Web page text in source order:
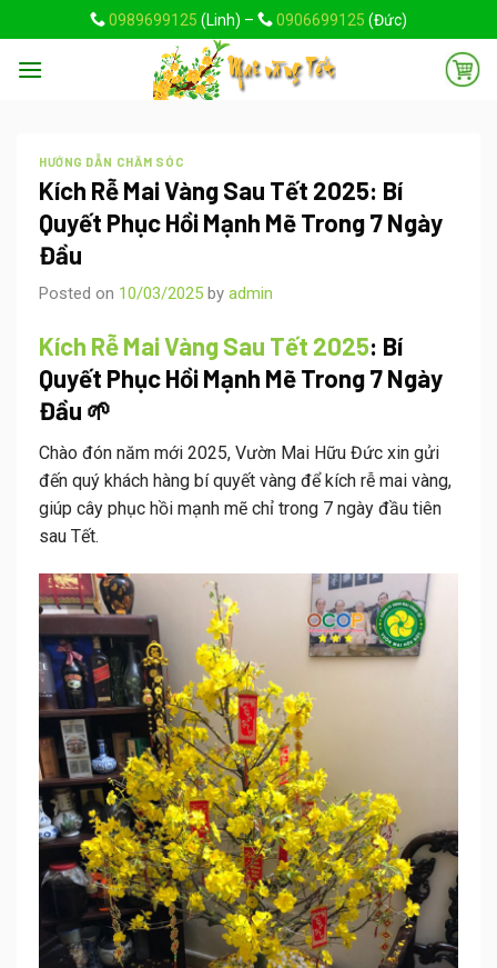
to
content
0989699125 (Linh) – 0906699125 (Đức)
HƯỚNG DẪN CHĂM SÓC
Kích Rễ Mai Vàng Sau Tết 2025: Bí
Quyết Phục Hồi Mạnh Mẽ Trong 7 Ngày
Đầu
Posted on 10/03/2025 by admin
Kích Rễ Mai Vàng Sau Tết 2025: Bí
Quyết Phục Hồi Mạnh Mẽ Trong 7 Ngày
Đầu 🌱
Chào đón năm mới 2025, Vườn Mai Hữu Đức xin gửi
đến quý khách hàng bí quyết vàng để kích rễ mai vàng,
giúp cây phục hồi mạnh mẽ chỉ trong 7 ngày đầu tiên
sau Tết.